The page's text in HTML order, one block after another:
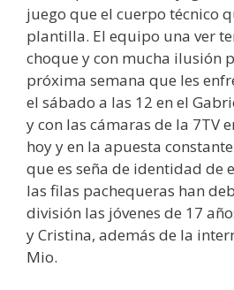
juego que el cuerpo técnico
plantilla. El equipo una ver
choque y con mucha ilusión
próxima semana que les
el sábado a las 12 en el
y con las cámaras de la 7TV
hoy y en la apuesta
que es seña de identidad de
las filas pachequeras han
división las jóvenes de 17
y Cristina, además de la
Mio.